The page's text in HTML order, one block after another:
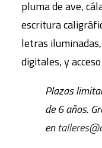
pluma de ave,
escritura
letras
digitales, y
Plazas
de 6 años.
en